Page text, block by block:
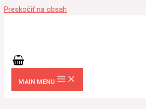
Preskočiť na obsah
MAIN MENU